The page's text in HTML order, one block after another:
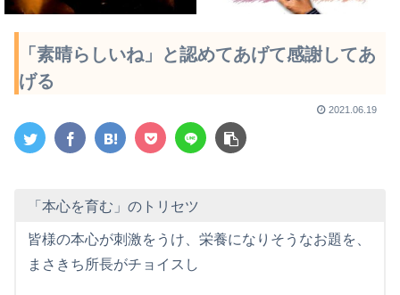
「素晴らしいね」と認めてあげて感謝してあ
げる
2021.06.19
「本心を育む」のトリセツ
皆様の本心が刺激をうけ、栄養になりそうなお題を、
まさきち所長がチョイスし